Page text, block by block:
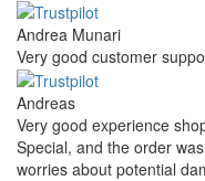
Andrea Munari
Very good customer
Andreas
Very good experience
Special, and the order
worries about potential